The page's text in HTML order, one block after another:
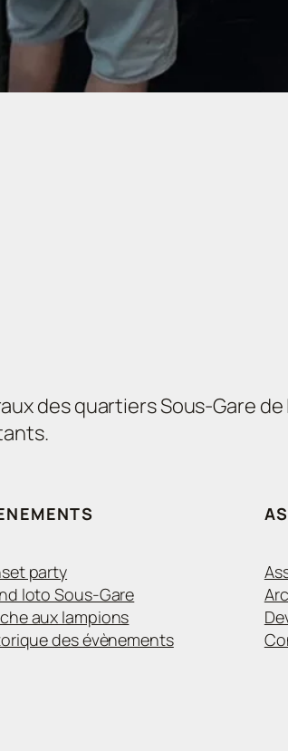
des quartiers Sous-Gare
party
loto Sous-Gare
aux lampions
des évènements